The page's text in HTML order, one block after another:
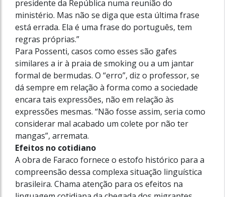
presidente da República numa reunião do
ministério. Mas não se diga que esta última frase
está errada. Ela é uma frase do português, tem
regras próprias.”
Para Possenti, casos como esses são gafes
similares a ir à praia de smoking ou a um jantar
formal de bermudas. O “erro”, diz o professor, se
dá sempre em relação à forma como a sociedade
encara tais expressões, não em relação às
expressões mesmas. “Não fosse assim, seria como
considerar mal acabado um colete por não ter
mangas”, arremata.
Efeitos no cotidiano
A obra de Faraco fornece o estofo histórico para a
compreensão dessa complexa situação linguística
brasileira. Chama atenção para os efeitos na